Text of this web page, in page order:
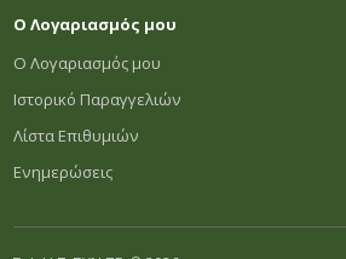
Ο Λογαριασμός μου
Ο Λογαριασμός μου
Ιστορικό Παραγγελιών
Λίστα Επιθυμιών
Ενημερώσεις